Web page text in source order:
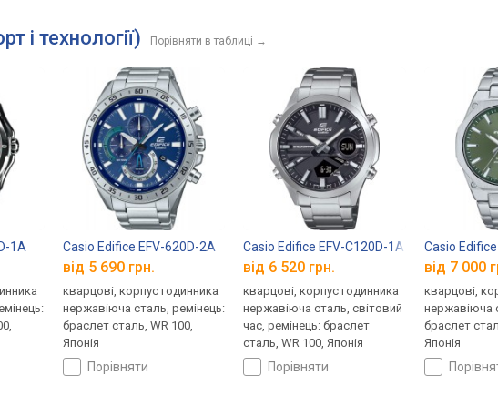
і технології) Порівняти в таблиці →
1A Casio Edifice EFV-620D-2A
від 5 690 грн.
кварцові, корпус годинника
нержавіюча сталь, ремінець:
браслет сталь, WR 100,
Японія
порівняти
Casio Edifice EFV-C120D-1A
від 6 520 грн.
кварцові, корпус годинника
нержавіюча сталь, світовий
час, ремінець: браслет
сталь, WR 100, Японія
порівняти
Casio
від 7 000
кварцові,
нержавіюча
браслет
Японія